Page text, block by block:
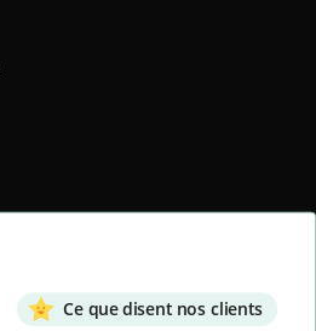
Ce que disent nos clients